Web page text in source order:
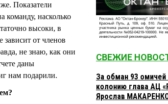
Показатели
команду, насколько
высоки, в
зависит от членов
не знаю, как они
даны
нам подарили.
СВЕЖИЕ
За обман 93 омичей
колонию глава АЦ
Ярослав